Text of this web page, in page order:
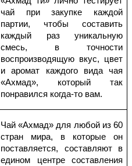
чай при закупке каждой
партии, чтобы составить
каждый раз уникальную
смесь, в точности
воспроизводящую вкус, цвет
и аромат каждого вида чая
«Ахмад», который так
понравился когда-то вам.
Чай «Ахмад» для любой из 60
стран мира, в которые он
поставляется, составляют в
едином центре составления